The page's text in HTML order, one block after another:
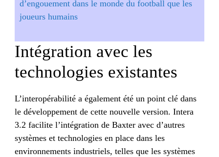
d’engouement dans le monde du football que les
joueurs humains
Intégration avec les
technologies existantes
L’interopérabilité a également été un point clé dans
le développement de cette nouvelle version. Intera
3.2 facilite l’intégration de Baxter avec d’autres
systèmes et technologies en place dans les
environnements industriels, telles que les systèmes